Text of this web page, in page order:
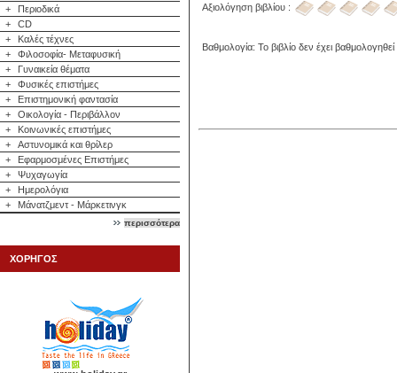
+
Περιοδικά
+
CD
+
Καλές τέχνες
+
Φιλοσοφία- Μεταφυσική
+
Γυναικεία θέματα
+
Φυσικές επιστήμες
+
Επιστημονική φαντασία
+
Οικολογία - Περιβάλλον
+
Κοινωνικές επιστήμες
+
Αστυνομικά και θρίλερ
+
Εφαρμοσμένες Επιστήμες
+
Ψυχαγωγία
+
Ημερολόγια
+
Μάνατζμεντ - Μάρκετινγκ
περισσότερα
ΧΟΡΗΓΟΣ
Αξιολόγηση βιβλίου :
Βαθμολογία: Το βιβλίο δεν έχει